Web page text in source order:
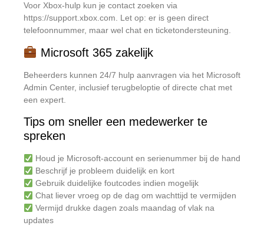
Voor Xbox-hulp kun je contact zoeken via
https://support.xbox.com. Let op: er is geen direct
telefoonnummer, maar wel chat en ticketondersteuning.
Microsoft 365 zakelijk
Beheerders kunnen 24/7 hulp aanvragen via het Microsoft
Admin Center, inclusief terugbeloptie of directe chat met
een expert.
Tips om sneller een medewerker te
spreken
Houd je Microsoft-account en serienummer bij de hand
Beschrijf je probleem duidelijk en kort
Gebruik duidelijke foutcodes indien mogelijk
Chat liever vroeg op de dag om wachttijd te vermijden
Vermijd drukke dagen zoals maandag of vlak na
updates